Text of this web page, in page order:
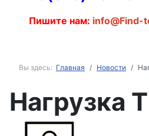
Пишите нам: info@Find-
Вы здесь: Главная Новости
Нагрузка